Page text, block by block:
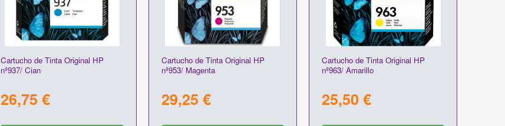
Cartucho de Tinta Original HP
nº937/ Cian
26,75 €
Cartucho de Tinta Original HP
nº953/ Magenta
29,25 €
Cartucho de Tinta Original HP
nº963/ Amarillo
25,50 €